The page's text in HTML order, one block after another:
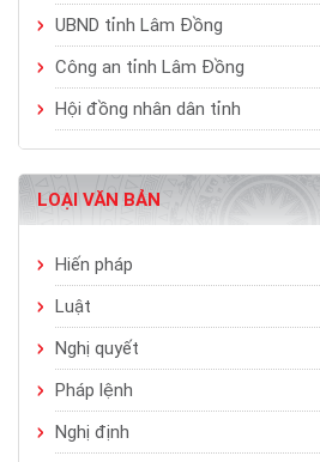
UBND tỉnh Lâm Đồng
Công an tỉnh Lâm Đồng
Hội đồng nhân dân tỉnh
LOẠI VĂN BẢN
Hiến pháp
Luật
Nghị quyết
Pháp lệnh
Nghị định